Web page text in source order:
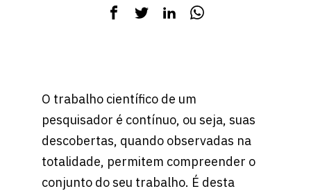
O trabalho científico de um
pesquisador é contínuo, ou seja, suas
descobertas, quando observadas na
totalidade, permitem compreender o
conjunto do seu trabalho. É desta